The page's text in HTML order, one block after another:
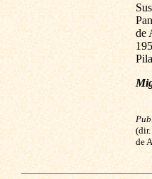
de
de